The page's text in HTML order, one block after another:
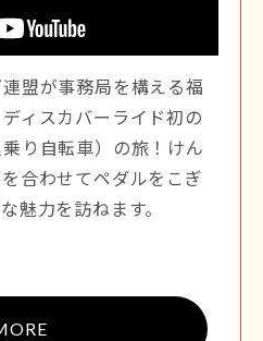
盟が事務局を構える福
ィスカバーライド初の
り自転車）の旅！けん
合わせてペダルをこぎ
魅力を訪ねます。